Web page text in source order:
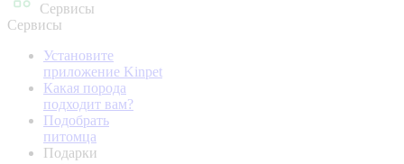
Сервисы
Сервисы
Установите
приложение Kinpet
Какая порода
подходит вам?
Подобрать
питомца
Подарки